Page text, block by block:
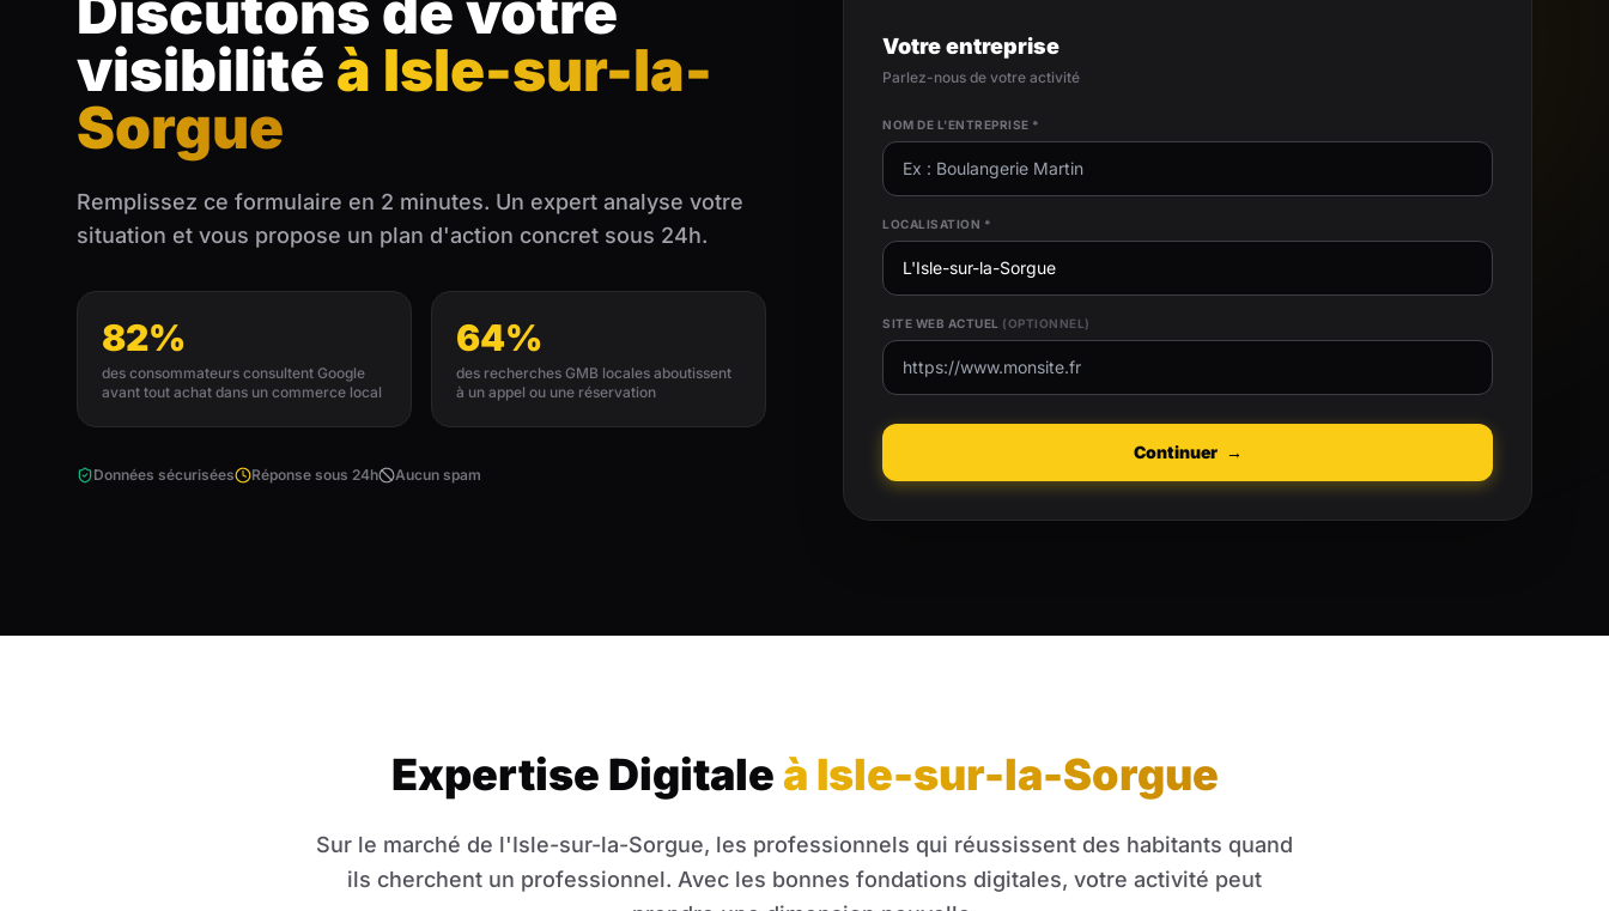
visibilité à Isle-sur-la-
Sorgue
Remplissez ce formulaire en 2 minutes. Un expert analyse votre
situation et vous propose un plan d'action concret sous 24h.
82%
des consommateurs consultent Google
avant tout achat dans un commerce local
64%
des recherches GMB locales aboutissent
à un appel ou une réservation
Données sécurisées Réponse sous 24h Aucun spam
Votre entreprise
Parlez-nous de votre activité
NOM DE L'ENTREPRISE *
LOCALISATION *
SITE WEB ACTUEL (OPTIONNEL)
Continuer →
Expertise Digitaleà Isle-sur-la-Sorgue
Sur le marché de l'Isle-sur-la-Sorgue, les professionnels qui réussissent des habitants quand
ils cherchent un professionnel. Avec les bonnes fondations digitales, votre activité peut